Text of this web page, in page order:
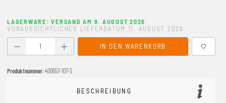
LAGERWARE: VERSAND AM 9. AUGUST 2026
VORAUSSICHTLICHES LIEFERDATUM 11. AUGUST 2026
Produkt Anzahl: Gib den gewünschten Wert ein oder
IN DEN WARENKORB
Produktnummer:400657-107-S
BESCHREIBUNG